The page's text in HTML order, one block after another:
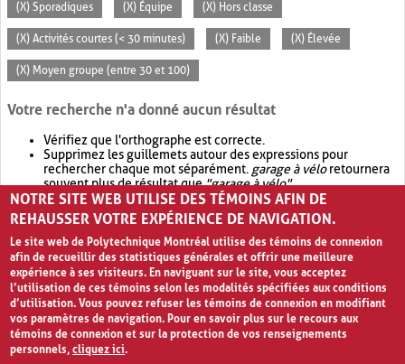
(X) Sporadiques (X) Équipe (X) Hors classe
(X) Activités courtes (< 30 minutes) (X) Faible (X) Élevée
(X) Moyen groupe (entre 30 et 100)
Votre recherche n'a donné aucun résultat
Vérifiez que l'orthographe est correcte.
Supprimez les guillemets autour des expressions pour
rechercher chaque mot séparément. garage à véloretournera
souvent plus de résultat que"garage à vélo".
Envisagez d'élargir votre recherche avec OR.garage OR vélo
retournera souvent plus de résultat quegarage à vélo
NOTRE SITE WEB UTILISE DES TÉMOINS AFIN DE
REHAUSSER VOTRE EXPÉRIENCE DE NAVIGATION.
Le site web de Polytechnique Montréal utilise des témoins de connexion
afin de recueillir des statistiques générales et offrir une meilleure
expérience à ses visiteurs. En naviguant sur le site, vous acceptez
l’utilisation de ces témoins selon les modalités spécifiées aux conditions
d’utilisation. Vous pouvez refuser les témoins de connexion en modifiant
vos paramètres de navigation. Pour en savoir plus sur le recours aux
témoins de connexion et sur la protection de vos renseignements
personnels,cliquez ici.